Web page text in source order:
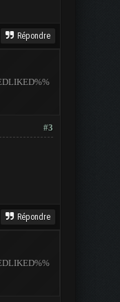
Répondre
#3
Répondre